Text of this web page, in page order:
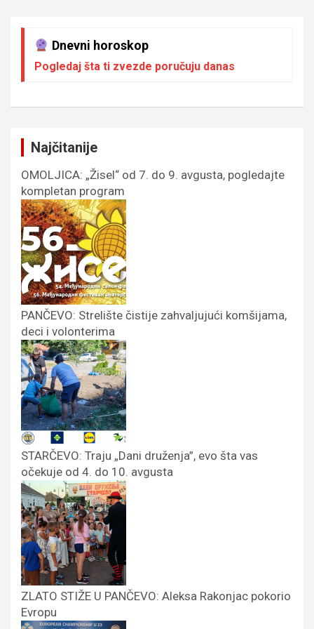
Dnevni horoskop
Pogledaj šta ti zvezde poručuju danas
Najčitanije
OMOLJICA: „Žisel“ od 7. do 9. avgusta, pogledajte
kompletan program
PANČEVO: Strelište čistije zahvaljujući komšijama,
deci i volonterima
STARČEVO: Traju „Dani druženja”, evo šta vas
očekuje od 4. do 10. avgusta
ZLATO STIŽE U PANČEVO: Aleksa Rakonjac pokorio
Evropu